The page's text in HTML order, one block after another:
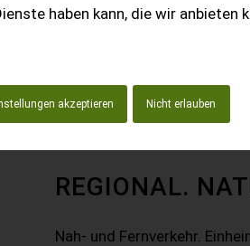
haben kann, die wir anbieten
akzeptieren Nicht erlauben
REGIONAL.
Nah- und Fernverkehr.